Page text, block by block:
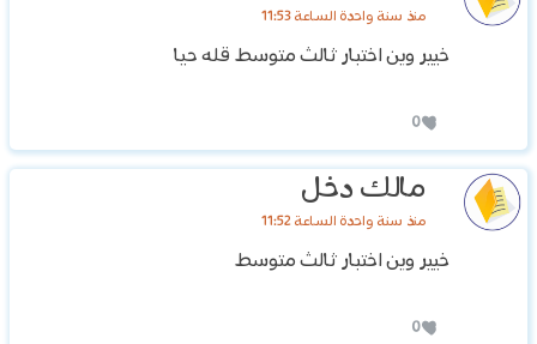
منذ سنة واحدة الساعة 11:53
خيير وين اختبار ثالث متوسط قله حيا
0
مالك دخل
منذ سنة واحدة الساعة 11:52
خيير وين اختبار ثالث متوسط
0